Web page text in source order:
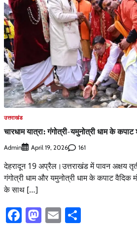
उत्तराखंड
चारधाम यात्रा: गंगोत्री-यमुनोत्री धाम के
Admin April 19, 2026 161
देहरादून 19 अप्रैल।उत्तराखंड में पावन अक्षय
गंगोत्री धाम और यमुनोत्री धाम के कपाट वैदिक
के साथ […]
Facebook
Mastodon
Email